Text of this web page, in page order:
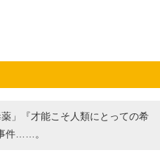
」『才能こそ人類にとっての希
件……。